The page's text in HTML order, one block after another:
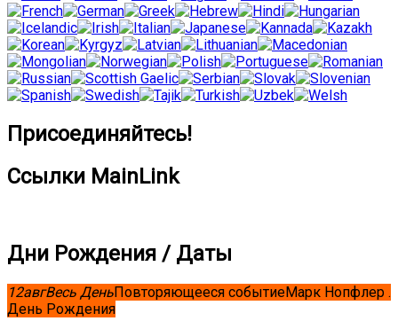
Присоединяйтесь!
Ссылки MainLink
Дни Рождения / Даты
12авгВесь ДеньПовторяющееся событиеМарк Нопфлер .
День Рождения